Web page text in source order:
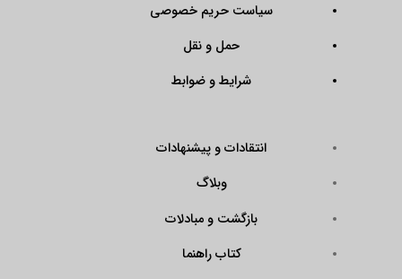
سیاست حریم خصوصی
حمل و نقل
شرایط و ضوابط
انتقادات و پیشنهادات
وبلاگ
بازگشت و مبادلات
کتاب راهنما